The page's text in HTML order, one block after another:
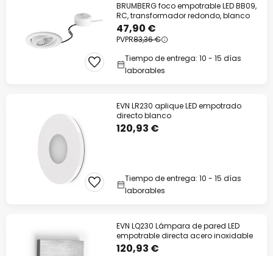
BRUMBERG foco empotrable LED BB09,
RC, transformador redondo, blanco
47,90 €
PVPR83,36 €
Tiempo de entrega: 10 - 15 días
laborables
EVN LR230 aplique LED empotrado
directo blanco
120,93 €
Tiempo de entrega: 10 - 15 días
laborables
EVN LQ230 Lámpara de pared LED
empotrable directa acero inoxidable
120,93 €